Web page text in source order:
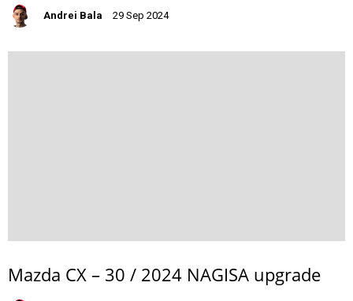
Andrei Bala 29 Sep 2024
Mazda CX – 30 / 2024 NAGISA upgrade